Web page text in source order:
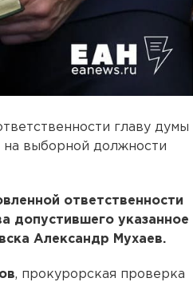
главу думы
на выборной должности
ответственности
допустившего указанное
Александр Мухаев.
, прокурорская проверка